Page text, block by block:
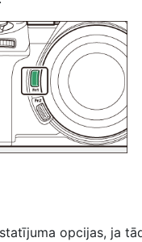
opcijas, ja